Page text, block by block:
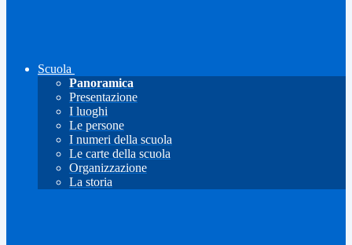
Scuola
Panoramica
Presentazione
I luoghi
Le persone
I numeri della scuola
Le carte della scuola
Organizzazione
La storia